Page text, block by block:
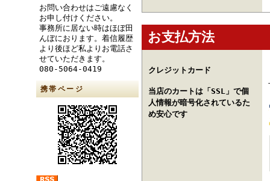
お問い合わせはご遠慮なく
お申し付けください。
事務所に居ない時はほぼ田
んぼにおります。着信履歴
より後ほど私よりお電話さ
せていただきます。
080-5064-0419
携帯ページ
お支払方法
クレジットカード
当店のカートは「SSL」で個
人情報が暗号化されているた
め安心です